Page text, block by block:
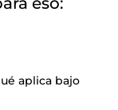
aplica bajo